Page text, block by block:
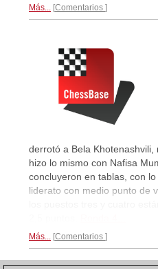
Más... Comentarios
derrotó a Bela
hizo lo mismo con Nafisa
concluyeron en tablas, con
liderato con medio punto de
Más... Comentarios